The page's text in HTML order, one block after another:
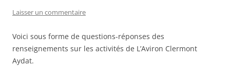
Laisser un commentaire
Voici sous forme de questions-réponses des
renseignements sur les activités de L’Aviron Clermont
Aydat.